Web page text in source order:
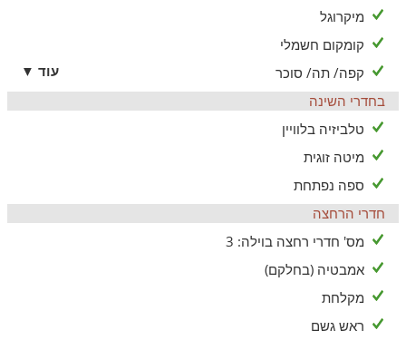
מיקרוגל
קומקום חשמלי
קפה/ תה/ סוכר
עוד ▼
בחדרי השינה
טלביזיה בלוויין
מיטה זוגית
ספה נפתחת
חדרי הרחצה
מס' חדרי רחצה בוילה: 3
אמבטיה (בחלקם)
מקלחת
ראש גשם